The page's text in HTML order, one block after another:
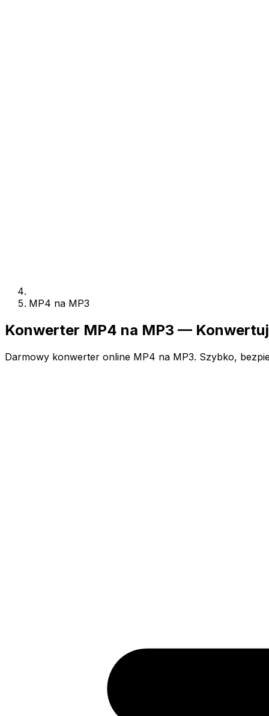
MP4 na MP3
Konwerter MP4 na MP3 — Konwertuj
Darmowy konwerter online MP4 na MP3. Szybko,